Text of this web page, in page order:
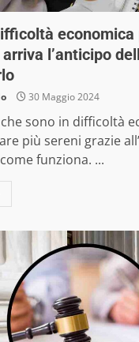
economica
l’anticipo
30 Maggio 2024
sono in difficoltà
più sereni grazie
funziona. ...